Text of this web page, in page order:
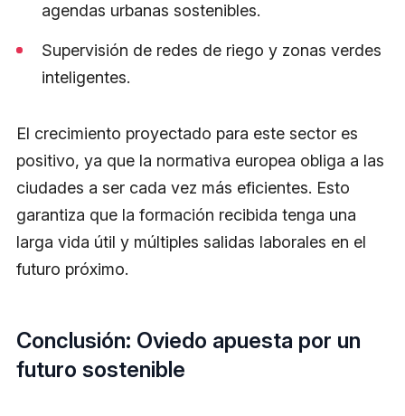
agendas urbanas sostenibles.
Supervisión de redes de riego y zonas verdes
inteligentes.
El crecimiento proyectado para este sector es
positivo, ya que la normativa europea obliga a las
ciudades a ser cada vez más eficientes. Esto
garantiza que la formación recibida tenga una
larga vida útil y múltiples salidas laborales en el
futuro próximo.
Conclusión: Oviedo apuesta por un
futuro sostenible